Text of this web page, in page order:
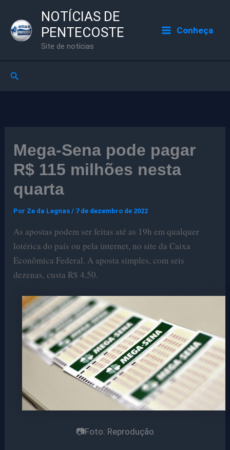
para
NOTÍCIAS DE
PENTECOSTE
Site de notícias
Conheça
Pesquisar
Mega-Sena pode pagar
R$ 115 milhões nesta
quarta
Por Ze da Legnas/ 7 de dezembro de 2022
As apostas podem ser feitas até as 19h em qualquer
lotérica do país ou pela internet, no site da Caixa
Econômica Federal. A aposta simples, com seis
dezenas, custa R$ 4,50.
📷Foto: Reprodução